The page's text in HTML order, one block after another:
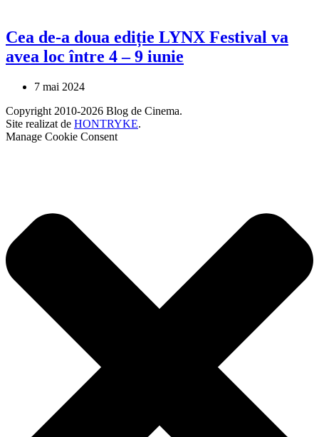
Cea de-a doua ediție LYNX Festival va
avea loc între 4 – 9 iunie
7 mai 2024
Copyright 2010-2026 Blog de Cinema.
Site realizat de HONTRYKE.
Manage Cookie Consent